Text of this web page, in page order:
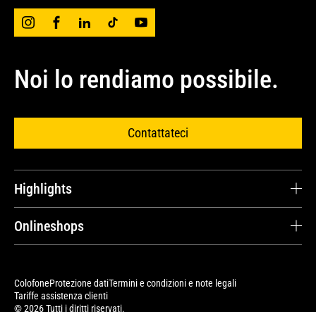
Noi lo rendiamo possibile.
Contattateci
Highlights
Contratti di servizio
Onlineshops
Avesco Store
Cat Merchandise Shop
ColofoneProtezione datiTermini e condizioni e note legali
Tariffe assistenza clienti
© 2026 Tutti i diritti riservati.